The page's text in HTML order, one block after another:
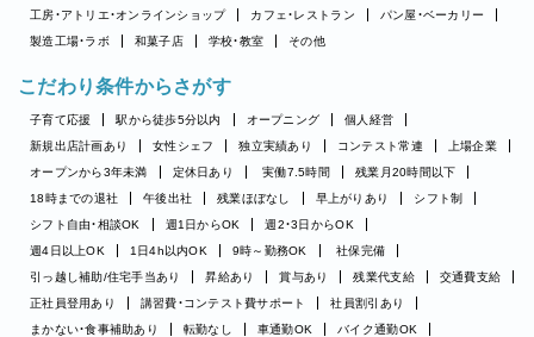
工房・アトリエ・オンラインショップ
カフェ・レストラン
パン屋・ベーカリー
製造工場・ラボ
和菓子店 学校・教室 その他
こだわり条件からさがす
子育て応援 駅から徒歩5分以内 オープニング
個人経営
新規出店計画あり
女性シェフ 独立実績あり コンテスト常連
上場企業
オープンから3年未満
定休日あり 実働7.5時間
残業月20時間以下
18時までの退社
午後出社 残業ほぼなし 早上がりあり
シフト制
シフト自由・相談OK
週1日からOK
週2・3日からOK
週4日以上OK
1日4h以内OK 9時～勤務OK
社保完備
引っ越し補助/住宅手当あり
昇給あり 賞与あり 残業代支給
交通費支給
正社員登用あり
講習費・コンテスト費サポート
社員割引あり
まかない・食事補助あり
転勤なし 車通勤OK
バイク通勤OK